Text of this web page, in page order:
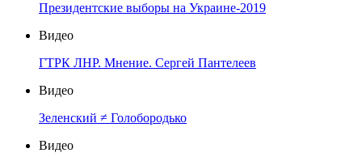
Президентские выборы на Украине-2019
Видео
ГТРК ЛНР. Мнение. Сергей Пантелеев
Видео
Зеленский ≠ Голобородько
Видео